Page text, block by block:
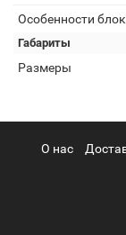
Особенности
Габариты
Размеры
О нас